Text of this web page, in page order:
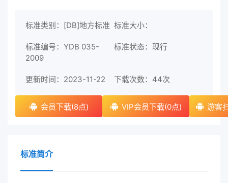
标准类别：[DB]地方标准 标准大小：
标准编号：YDB 035-
2009
标准状态：现行
更新时间：2023-11-22 下载次数： 44次
会员下载(8点) VIP会员下载(0点) 游客
标准简介